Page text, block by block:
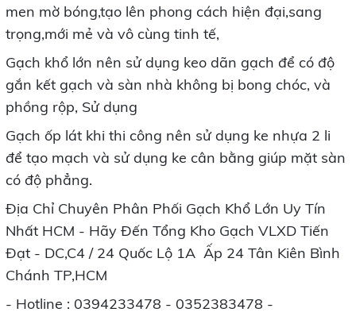
men mờ bóng,tạo lên phong cách hiện đại,sang
trọng,mới mẻ và vô cùng tinh tế,
Gạch khổ lớn nên sử dụng keo dãn gạch để có độ
gắn kết gạch và sàn nhà không bị bong chóc, và
phồng rộp, Sử dụng
Gạch ốp lát khi thi công nên sử dụng ke nhựa 2 li
để tạo mạch và sử dụng ke cân bằng giúp mặt sàn
có độ phẳng.
Địa Chỉ Chuyên Phân Phối Gạch Khổ Lớn Uy Tín
Nhất HCM - Hãy Đến Tổng Kho Gạch VLXD Tiến
Đạt - DC,C4 / 24 Quốc Lộ 1A Ấp 24 Tân Kiên Bình
Chánh TP,HCM
- Hotline : 0394233478 - 0352383478 -